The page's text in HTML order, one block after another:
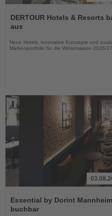
Sie
die
DERTOUR Hotels & Resorts
aus
Neue Hotels, innovative Konzepte und
Markenportfolio für die Wintersaison 2026/27
Sie
die
Essential by Dorint
buchbar